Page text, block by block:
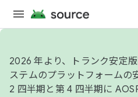
2026 年より、トランク安定
ステムのプラットフォームの
2 四半期と第 4 四半期に